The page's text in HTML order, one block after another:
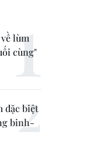
lùm
cùng"
đặc biệt
binh-